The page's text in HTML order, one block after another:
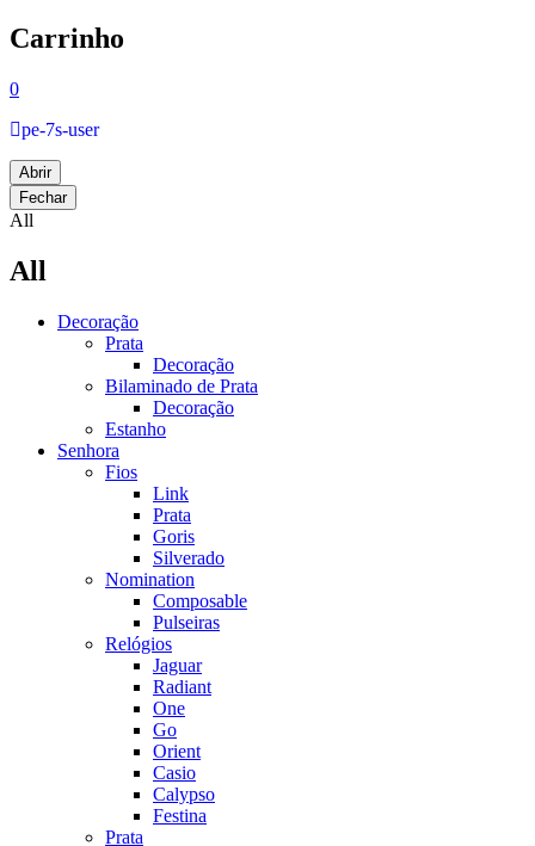
Carrinho
0
pe-7s-user
Abrir
Fechar
All
All
Decoração
Prata
Decoração
Bilaminado de Prata
Decoração
Estanho
Senhora
Fios
Link
Prata
Goris
Silverado
Nomination
Composable
Pulseiras
Relógios
Jaguar
Radiant
One
Go
Orient
Casio
Calypso
Festina
Prata